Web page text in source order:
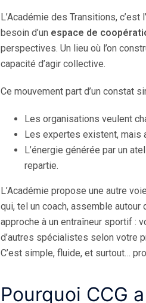
L’Académie des Transitions,
besoin d’un espace de
perspectives. Un lieu où l’on
capacité d’agir collective.
Ce mouvement part d’un constat
Les organisations veulent
Les expertes existent, mais
L’énergie générée par un
repartie.
L’Académie propose une autre
qui, tel un coach, assemble
approche à un entraîneur sportif :
d’autres spécialistes selon votre
C’est simple, fluide, et surtout…
Pourquoi CCG